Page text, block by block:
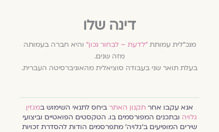
דינה שלו
מנכ"לית עמותת"לדעת – לבחור נכון"והיא חברה בעמותה
מזה שנים.
בעלת תואר שני בעבודה סוציאלית מהאוניברסיטה העברית.
אנא עקבו אחרתקנון האתרביחס לתנאי השימוש ב מגזין
גלויהובתכנים המפורסמים בו. הטקסטים הפואטיים וביצועי
שירים המופיעים ב׳גלויה׳ מתפרסמים הודות להסדרת זכויות